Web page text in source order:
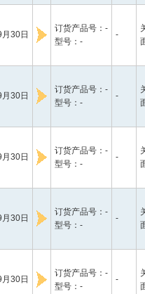
30日
订货产品号：-
型号：-
-
30日
订货产品号：-
型号：-
-
30日
订货产品号：-
型号：-
-
30日
订货产品号：-
型号：-
-
30日
订货产品号：-
型号：-
-